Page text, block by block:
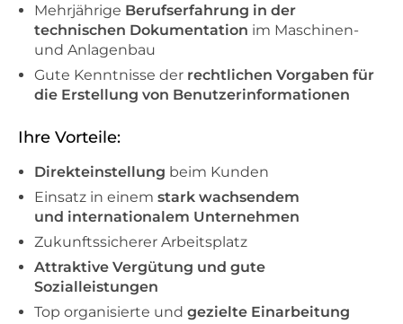
Mehrjährige Berufserfahrung in der
technischen Dokumentation im Maschinen-
und Anlagenbau
Gute Kenntnisse der rechtlichen Vorgaben für
die Erstellung von Benutzerinformationen
Ihre Vorteile:
Direkteinstellung beim Kunden
Einsatz in einem stark wachsendem
und internationalem Unternehmen
Zukunftssicherer Arbeitsplatz
Attraktive Vergütung und gute
Sozialleistungen
Top organisierte und gezielte Einarbeitung